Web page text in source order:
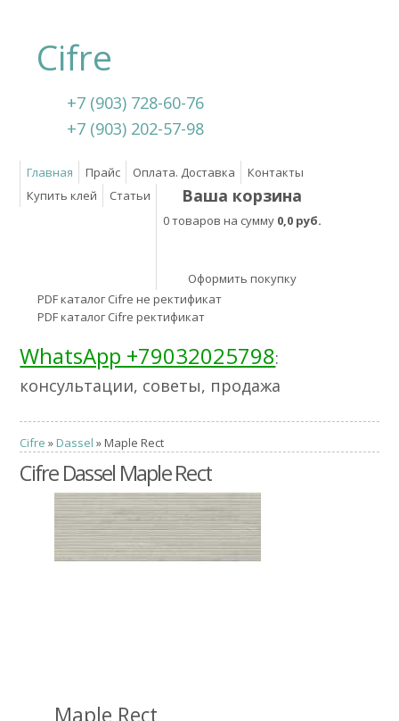
Cifre
+7 (903) 728-60-76
+7 (903) 202-57-98
Главная Прайс Оплата. Доставка
Контакты
Купить клей
Статьи Ваша корзина
0 товаров на сумму 0,0 руб.
Оформить покупку
PDF каталог Cifre не ректификат
PDF каталог Cifre ректификат
WhatsApp +79032025798:
консультации, советы, продажа
Cifre » Dassel » Maple Rect
Cifre Dassel Maple Rect